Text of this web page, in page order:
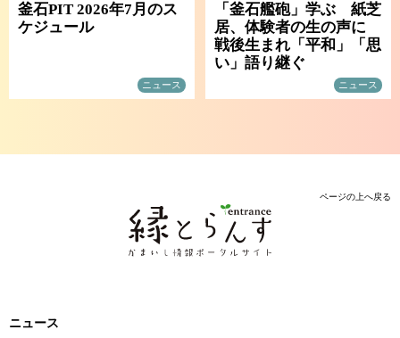
釜石PIT 2026年7月のス
ケジュール
ニュース
「釜石艦砲」学ぶ 紙芝
居、体験者の生の声に
戦後生まれ「平和」「思
い」語り継ぐ
ニュース
ページの上へ戻る
ニュース